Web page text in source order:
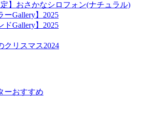
定】おさかなシロフォン(ナチュラル)
ーGallery】2025
ドGallery】2025
クリスマス2024
ーおすすめ